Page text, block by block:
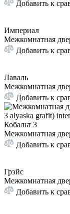
Добавить к
Империал
Межкомнатная
Добавить к
Лаваль
Межкомнатная
Добавить к
Кобальт 3
Межкомнатная
Добавить к
Грэйс
Межкомнатная
Добавить к